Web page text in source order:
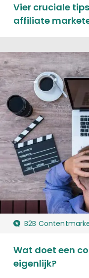
Vier cruciale
affiliate
B2B
Wat doet een
eigenlijk?